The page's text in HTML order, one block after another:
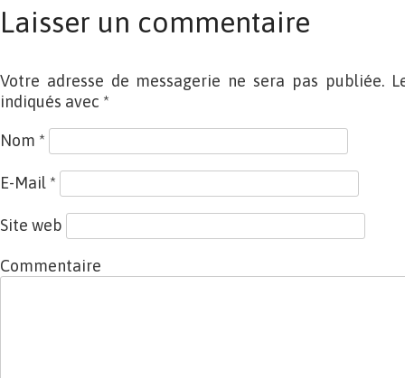
Laisser un commentaire
Votre adresse de messagerie ne sera pas publiée.
indiqués avec *
Nom *
E-Mail *
Site web
Commentaire